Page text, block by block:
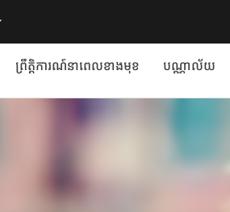
ព្រឹត្តិការណ៍នាពេលខាងមុខ បណ្ណាល័យ